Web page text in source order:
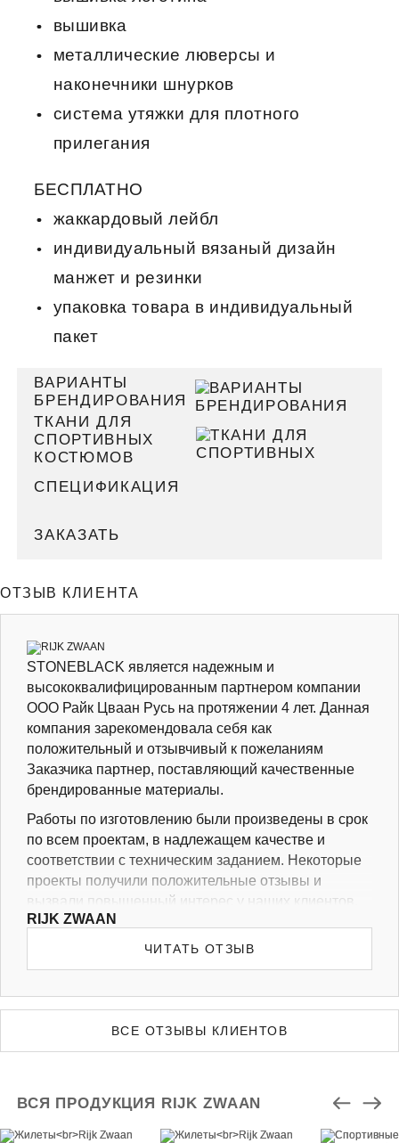
вышивка
металлические люверсы и
наконечники шнурков
система утяжки для плотного
прилегания
БЕСПЛАТНО
жаккардовый лейбл
индивидуальный вязаный дизайн
манжет и резинки
упаковка товара в индивидуальный
пакет
ВАРИАНТЫ
БРЕНДИРОВАНИЯ
ТКАНИ ДЛЯ
СПОРТИВНЫХ
КОСТЮМОВ
СПЕЦИФИКАЦИЯ
ЗАКАЗАТЬ
ОТЗЫВ КЛИЕНТА
STONEBLACK является надежным и
высококвалифицированным партнером компании
ООО Райк Цваан Русь на протяжении 4 лет. Данная
компания зарекомендовала себя как
положительный и отзывчивый к пожеланиям
Заказчика партнер, поставляющий качественные
брендированные материалы.
Работы по изготовлению были произведены в срок
по всем проектам, в надлежащем качестве и
соответствии с техническим заданием. Некоторые
проекты получили положительные отзывы и
вызвали повышенный интерес у наших клиентов,
поэтому заказы на пошив данных сувениров были
продублированы как наиболее успешные.
Хочется отметить профессионализм и
компании. Все запросы по изменению дизайна и
подборе тканей на сувенирные материалы были
выполнены оперативно и с максимальной
Мы считаем, что ИП Коновалов М.М. имеет
RIJK ZWAAN
ЧИТАТЬ ОТЗЫВ
ВСЕ ОТЗЫВЫ КЛИЕНТОВ
ВСЯ ПРОДУКЦИЯ RIJK ZWAAN